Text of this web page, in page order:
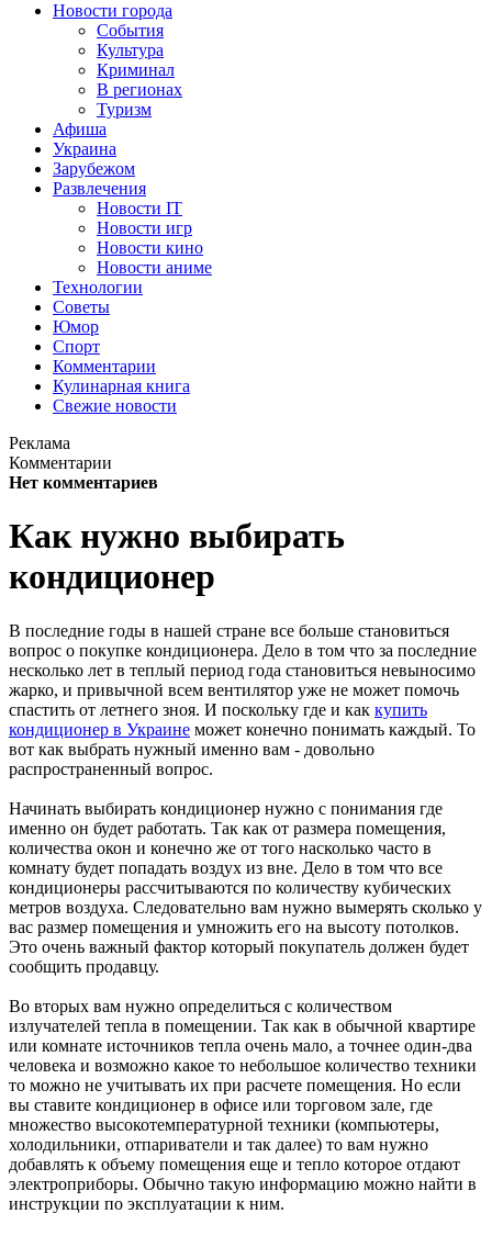
Новости города
События
Культура
Криминал
В регионах
Туризм
Афиша
Украина
Зарубежом
Развлечения
Новости IT
Новости игр
Новости кино
Новости аниме
Технологии
Советы
Юмор
Спорт
Комментарии
Кулинарная книга
Свежие новости
Реклама
Комментарии
Нет комментариев
Как нужно выбирать
кондиционер
В последние годы в нашей стране все больше становиться
вопрос о покупке кондиционера. Дело в том что за последние
несколько лет в теплый период года становиться невыносимо
жарко, и привычной всем вентилятор уже не может помочь
спастить от летнего зноя. И поскольку где и как купить
кондиционер в Украине может конечно понимать каждый. То
вот как выбрать нужный именно вам - довольно
распространенный вопрос.
Начинать выбирать кондиционер нужно с понимания где
именно он будет работать. Так как от размера помещения,
количества окон и конечно же от того насколько часто в
комнату будет попадать воздух из вне. Дело в том что все
кондиционеры рассчитываются по количеству кубических
метров воздуха. Следовательно вам нужно вымерять сколько у
вас размер помещения и умножить его на высоту потолков.
Это очень важный фактор который покупатель должен будет
сообщить продавцу.
Во вторых вам нужно определиться с количеством
излучателей тепла в помещении. Так как в обычной квартире
или комнате источников тепла очень мало, а точнее один-два
человека и возможно какое то небольшое количество техники
то можно не учитывать их при расчете помещения. Но если
вы ставите кондиционер в офисе или торговом зале, где
множество высокотемпературной техники (компьютеры,
холодильники, отпариватели и так далее) то вам нужно
добавлять к объему помещения еще и тепло которое отдают
электроприборы. Обычно такую информацию можно найти в
инструкции по эксплуатации к ним.